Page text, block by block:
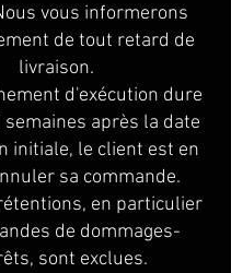
vous informerons
de tout retard de
livraison.
d'exécution dure
après la date
initiale, le client est en
sa commande.
en particulier
de dommages-
sont exclues.